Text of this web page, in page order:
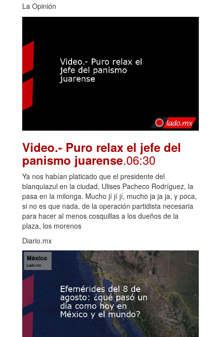
La Opinión
Video.- Puro relax el jefe del
panismo juarense.06:30
Ya nos habían platicado que el presidente del
blanquiazul en la ciudad, Ulises Pacheco Rodríguez, la
pasa en la milonga. Mucho jí jí jí, mucho ja ja ja, y poca,
si no es que nada, de la operación partidista necesaria
para hacer al menos cosquillas a los dueños de la
plaza, los morenos
Diario.mx